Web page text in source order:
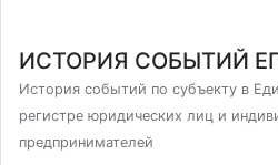
ИСТОРИЯ СОБЫТИЙ
История событий по субъекту в
регистре юридических лиц и
предпринимателей